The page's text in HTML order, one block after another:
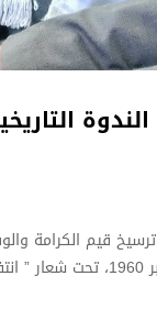
التاريخية